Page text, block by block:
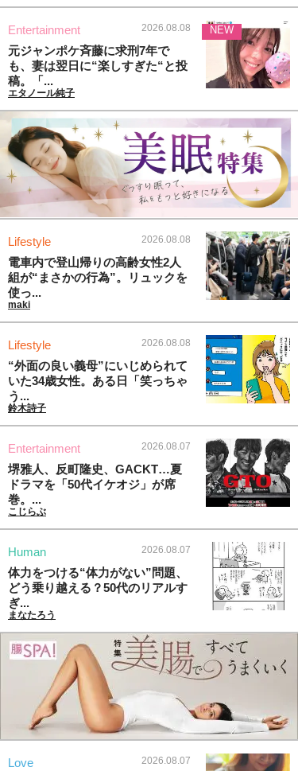
Entertainment 2026.08.08
元ジャンポケ斉藤に求刑7年で
も、妻は翌日に“楽しすぎた“と投
稿。「...
エタノール純子
NEW
Lifestyle 2026.08.08
電車内で登山帰りの高齢女性2人
組が“まさかの行為”。リュックを
使っ...
maki
Lifestyle 2026.08.08
“外面の良い義母”にいじめられて
いた34歳女性。ある日「笑っちゃ
う...
鈴木詩子
Entertainment 2026.08.07
堺雅人、反町隆史、GACKT…夏
ドラマを「50代イケオジ」が席
巻。...
こじらぶ
Human 2026.08.07
体力をつける“体力がない”問題、
どう乗り越える？50代のリアルす
ぎ...
まなたろう
Love 2026.08.07